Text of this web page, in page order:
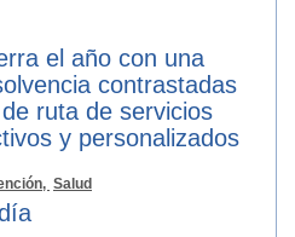
el año con una
contrastadas
ruta de servicios
y personalizados
Salud